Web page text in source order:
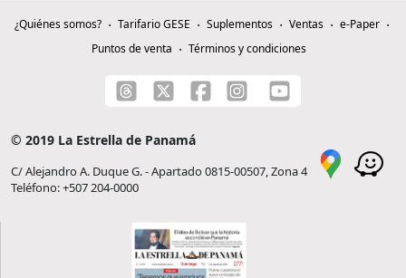
¿Quiénes somos? Tarifario GESE Suplementos Ventas
e-Paper
Puntos de venta
Términos y condiciones
© 2019 La Estrella de Panamá
C/ Alejandro A. Duque G. - Apartado 0815-00507, Zona 4
Teléfono: +507 204-0000